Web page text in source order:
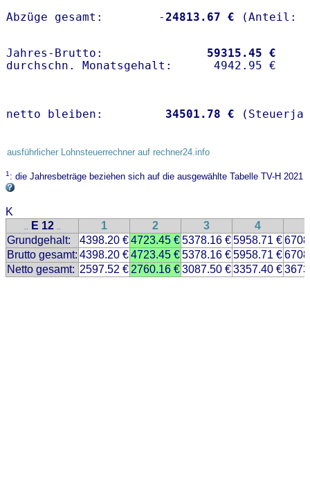
Abzüge gesamt:        -24813.67 €
Jahres-Brutto: 59315.45 €
netto bleiben: 34501.78 €
ausführlicher Lohnsteuerrechner auf rechner24.info
1: die Jahresbeträge beziehen sich auf die ausgewählte Tabelle TV-H 2021
K
.. E 12 .. 1 2 3 4
Grundgehalt:
4398.20 €4723.45 €5378.16 €5958.71 €
Brutto gesamt: 4398.20 €4723.45 €5378.16 €5958.71 €
Netto gesamt: 2597.52 € 2760.16 €3087.50 €3357.40 €